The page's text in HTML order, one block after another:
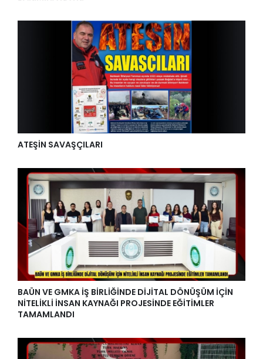
ATEŞİN SAVAŞÇILARI
BAÜN VE GMKA İŞ BİRLİĞİNDE DİJİTAL DÖNÜŞÜM İÇİN
NİTELİKLİ İNSAN KAYNAĞI PROJESİNDE EĞİTİMLER
TAMAMLANDI